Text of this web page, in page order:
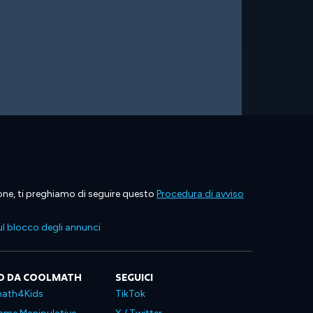
ti preghiamo di seguire questo Procedura di avviso
blocco degli annunci
DA COOLMATH SEGUICI
TikTok